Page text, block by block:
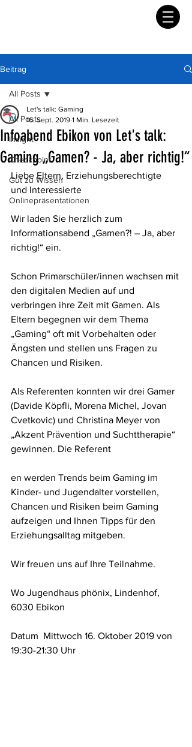
Beitrag
All Posts
Insight
Checkpoint
Gut zu Wissen
Onlinepräsentationen
All Posts
Infoabend Ebikon von Let's talk:
Gaming „Gamen? - Ja, aber richtig!“
Let's talk: Gaming
16. Sept. 2019 1 Min. Lesezeit
Liebe Eltern, Erziehungsberechtigte
und Interessierte
Wir laden Sie herzlich zum
Informationsabend „Gamen?! – Ja, aber
richtig!“ ein.
Schon Primarschüler/innen wachsen mit
den digitalen Medien auf und
verbringen ihre Zeit mit Gamen. Als
Eltern begegnen wir dem Thema
„Gaming“ oft mit Vorbehalten oder
Ängsten und stellen uns Fragen zu
Chancen und Risiken.
Als Referenten konnten wir drei Gamer
(Davide Köpfli, Morena Michel, Jovan
Cvetkovic) und Christina Meyer von
„Akzent Prävention und Suchttherapie“
gewinnen. Die Referent
en werden Trends beim Gaming im
Kinder- und Jugendalter vorstellen,
Chancen und Risiken beim Gaming
aufzeigen und Ihnen Tipps für den
Erziehungsalltag mitgeben.
Wir freuen uns auf Ihre Teilnahme.
Wo Jugendhaus phönix, Lindenhof,
6030 Ebikon
Datum  Mittwoch 16. Oktober 2019 von
19:30-21:30 Uhr